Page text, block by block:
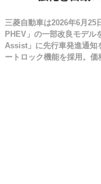
三菱自動車は2026年6月25
PHEV」の一部改良モデル
Assist」に先行車発進通知
ートロック機能を採用。価